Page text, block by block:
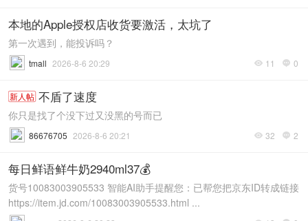
本地的Apple授权店收货要激活，太坑了
第一次遇到，能投诉吗？
 11  0
tmall 2026-8-6 20:29
新人帖 不盾了速度
你只是找了个没下过又没黑的号而已
 32  2
86676705 2026-8-6 20:21
每日鲜语鲜牛奶2940ml37💰
货号10083003905533 智能AI助手提醒您：已帮您把京东ID转成链接
https://item.jd.com/10083003905533.html ...